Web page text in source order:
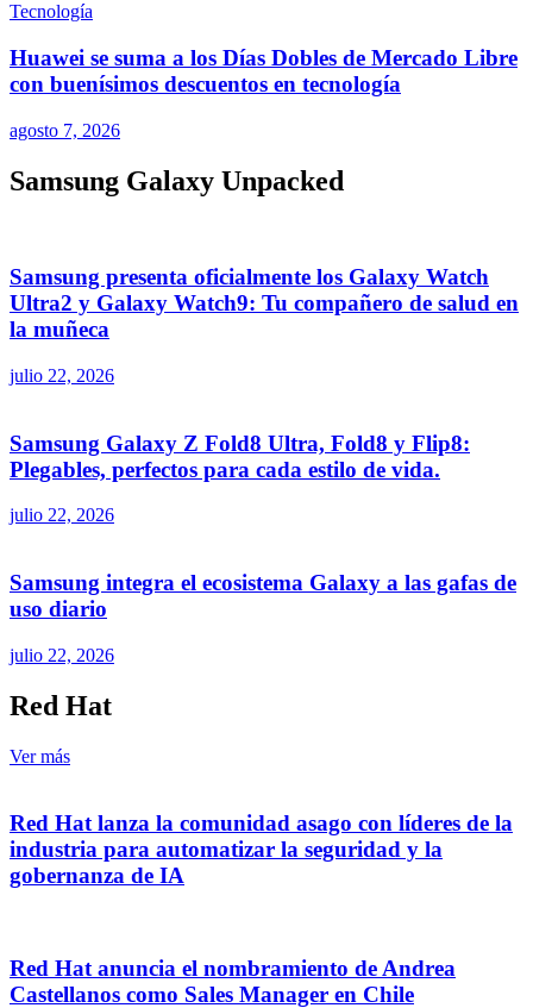
Tecnología
Huawei se suma a los Días Dobles de Mercado Libre
con buenísimos descuentos en tecnología
agosto 7, 2026
Samsung Galaxy Unpacked
Samsung presenta oficialmente los Galaxy Watch
Ultra2 y Galaxy Watch9: Tu compañero de salud en
la muñeca
julio 22, 2026
Samsung Galaxy Z Fold8 Ultra, Fold8 y Flip8:
Plegables, perfectos para cada estilo de vida.
julio 22, 2026
Samsung integra el ecosistema Galaxy a las gafas de
uso diario
julio 22, 2026
Red Hat
Ver más
Red Hat lanza la comunidad asago con líderes de la
industria para automatizar la seguridad y la
gobernanza de IA
Red Hat anuncia el nombramiento de Andrea
Castellanos como Sales Manager en Chile